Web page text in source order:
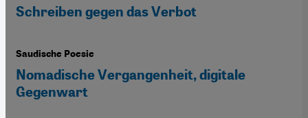
Schreiben gegen das Verbot
Saudische Poesie
Nomadische Vergangenheit, digitale
Gegenwart